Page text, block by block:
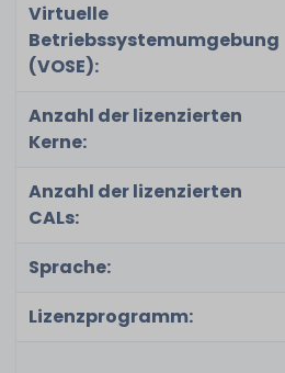
Virtuelle
Betriebssystemumgebung
(VOSE):
Anzahl der lizenzierten
Kerne:
Anzahl der lizenzierten
CALs:
Sprache:
Lizenzprogramm: